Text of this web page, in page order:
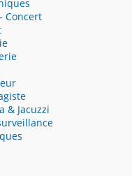
Concert
& Jacuzzi